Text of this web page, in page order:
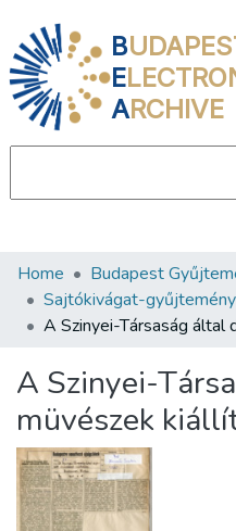
B
E
ARCHIVE
Communities &
All of DSpace
About us
Home Budapest
Sajtókivágat-gyűjtemény
A Szinyei-
müvészek